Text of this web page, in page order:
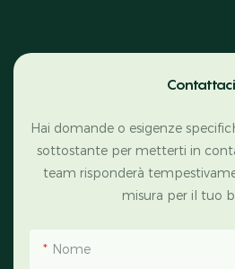
Contattaci
Hai domande o esigenze
sottostante per metterti in
team risponderà
misura per il tuo
Nome